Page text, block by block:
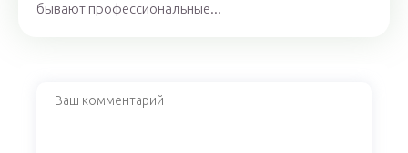
бывают профессиональные...